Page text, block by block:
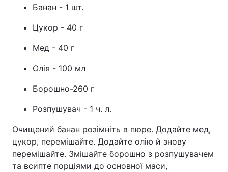
Банан - 1 шт.
Цукор - 40 г
Мед - 40 г
Олія - 100 мл
Борошно-260 г
Розпушувач - 1 ч. л.
Очищений банан розімніть в пюре. Додайте мед,
цукор, перемішайте. Додайте олію й знову
перемішайте. Змішайте борошно з розпушувачем
та всипте порціями до основної маси,